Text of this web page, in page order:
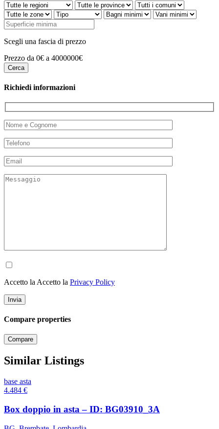
Scegli una fascia di prezzo
Prezzo da 0€ a 4000000€
Richiedi informazioni
Accetto la Accetto la Privacy Policy
Compare properties
Compare
Similar Listings
base asta
4.484 €
Box doppio in asta – ID: BG03910_3A